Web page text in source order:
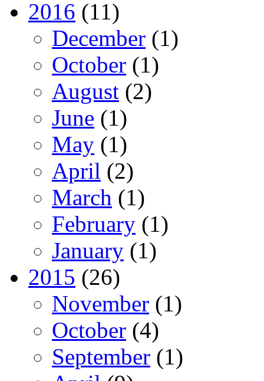
2016 (11)
December (1)
October (1)
August (2)
June (1)
May (1)
April (2)
March (1)
February (1)
January (1)
2015 (26)
November (1)
October (4)
September (1)